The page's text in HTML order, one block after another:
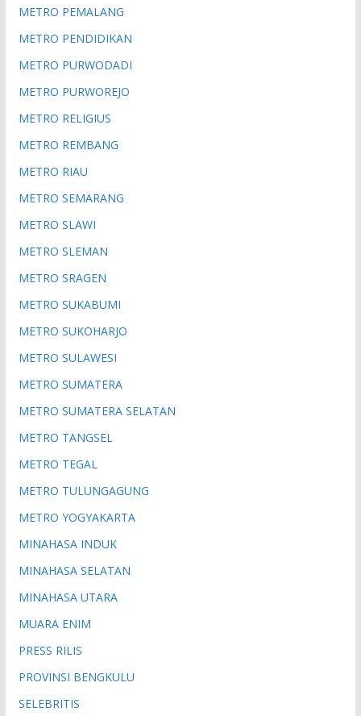
METRO PEMALANG
METRO PENDIDIKAN
METRO PURWODADI
METRO PURWOREJO
METRO RELIGIUS
METRO REMBANG
METRO RIAU
METRO SEMARANG
METRO SLAWI
METRO SLEMAN
METRO SRAGEN
METRO SUKABUMI
METRO SUKOHARJO
METRO SULAWESI
METRO SUMATERA
METRO SUMATERA SELATAN
METRO TANGSEL
METRO TEGAL
METRO TULUNGAGUNG
METRO YOGYAKARTA
MINAHASA INDUK
MINAHASA SELATAN
MINAHASA UTARA
MUARA ENIM
PRESS RILIS
PROVINSI BENGKULU
SELEBRITIS